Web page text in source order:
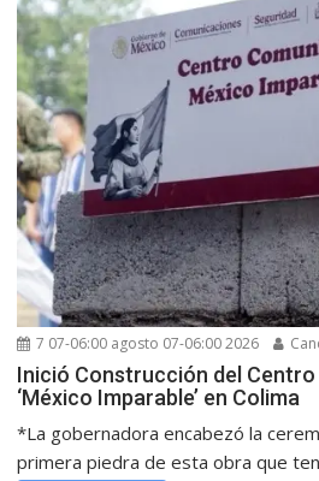
7 07-06:00 agosto 07-06:00 2026
Inició Construcción del
‘México Imparable’ en Colima
*La gobernadora encabezó la
primera piedra de esta obra que